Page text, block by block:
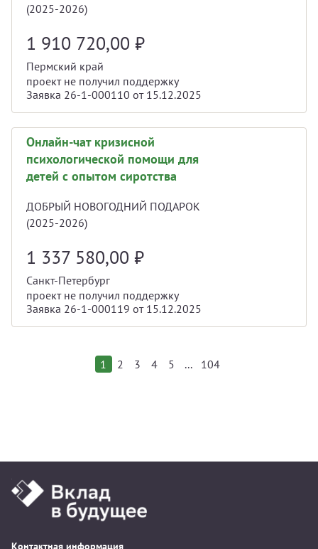
(2025-2026)
1 910 720,00 ₽
Пермский край
проект не получил поддержку
Заявка 26-1-000110 от 15.12.2025
Онлайн-чат кризисной
психологической помощи для
детей с опытом сиротства
ДОБРЫЙ НОВОГОДНИЙ ПОДАРОК
(2025-2026)
1 337 580,00 ₽
Санкт-Петербург
проект не получил поддержку
Заявка 26-1-000119 от 15.12.2025
1 2 3 4 5 ... 104
Контактная информация